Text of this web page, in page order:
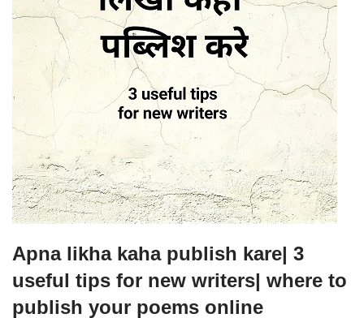
Apna likha kaha publish kare| 3
useful tips for new writers| where to
publish your poems online